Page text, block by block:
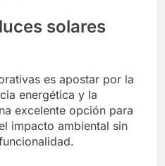
solares
es apostar por la
energética y la
excelente opción para
impacto ambiental sin